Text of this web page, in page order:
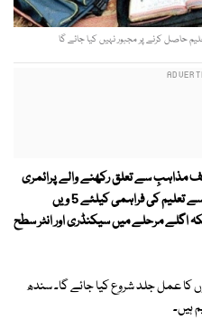
حاصل کرنے پر مجبور نہیں کیا جائے گا
مذاہبِ سے تعلق رکھنے والے پرائمری
طلبا و طالبات کو ان کے مذاہبِ کے حوالے سے تعلیم کی فراہمی کیلئے 5 ویں
مرحلے میں سیکنڈری اور انٹر سطح
کا عمل جلد شروع کیا جائے گا۔ سندھ